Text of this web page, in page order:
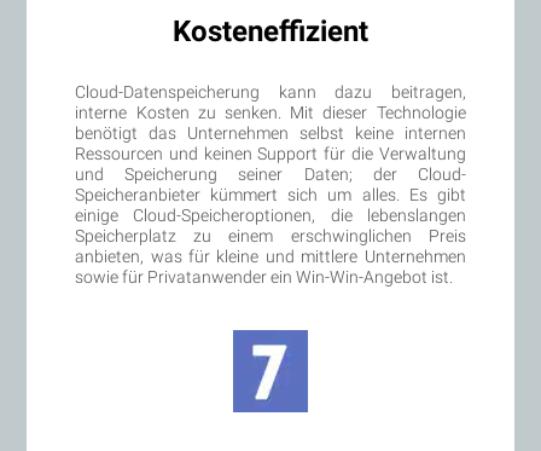
Kosteneffizient
Cloud-Datenspeicherung kann dazu beitragen,
interne Kosten zu senken. Mit dieser Technologie
benötigt das Unternehmen selbst keine internen
Ressourcen und keinen Support für die Verwaltung
und Speicherung seiner Daten; der Cloud-
Speicheranbieter kümmert sich um alles. Es gibt
einige Cloud-Speicheroptionen, die lebenslangen
Speicherplatz zu einem erschwinglichen Preis
anbieten, was für kleine und mittlere Unternehmen
sowie für Privatanwender ein Win-Win-Angebot ist.